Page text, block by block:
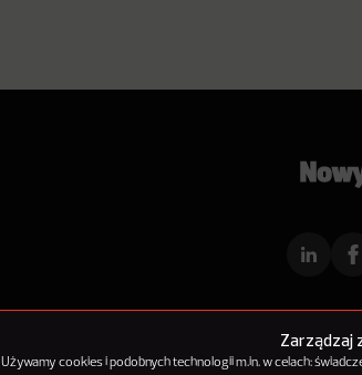
Zarządzaj
Używamy cookies i podobnych technologii m.in. w celach:
ReklamaKontakt